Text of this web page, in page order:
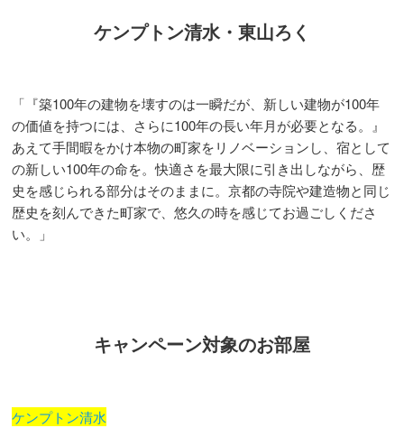
ケンプトン清水・東山ろく
「『築100年の建物を壊すのは一瞬だが、新しい建物が100年
の価値を持つには、さらに100年の長い年月が必要となる。』
あえて手間暇をかけ本物の町家をリノベーションし、宿として
の新しい100年の命を。快適さを最大限に引き出しながら、歴
史を感じられる部分はそのままに。京都の寺院や建造物と同じ
歴史を刻んできた町家で、悠久の時を感じてお過ごしくださ
い。」
キャンペーン対象のお部屋
ケンプトン清水